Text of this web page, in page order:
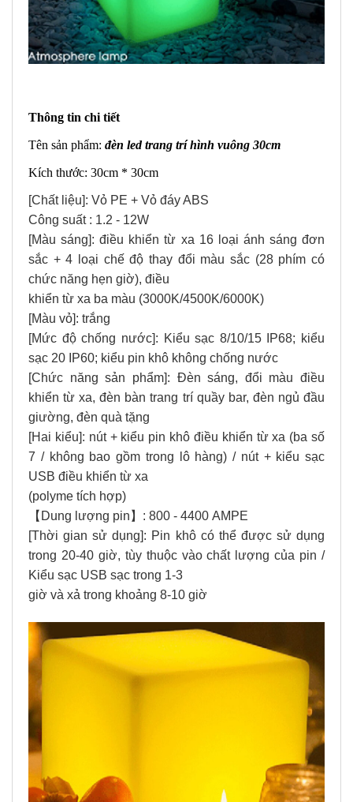
Thông tin chi tiết
Tên sản phẩm: đèn led trang trí hình vuông 30cm
Kích thước: 30cm * 30cm
[Chất liệu]: Vỏ PE + Vỏ đáy ABS
Công suất : 1.2 - 12W
[Màu sáng]: điều khiển từ xa 16 loại ánh sáng đơn
sắc + 4 loại chế độ thay đổi màu sắc (28 phím có
chức năng hẹn giờ), điều
khiển từ xa ba màu (3000K/4500K/6000K)
[Màu vỏ]: trắng
[Mức độ chống nước]: Kiểu sạc 8/10/15 IP68; kiểu
sạc 20 IP60; kiểu pin khô không chống nước
[Chức năng sản phẩm]: Đèn sáng, đổi màu điều
khiển từ xa, đèn bàn trang trí quầy bar, đèn ngủ đầu
giường, đèn quà tặng
[Hai kiểu]: nút + kiểu pin khô điều khiển từ xa (ba số
7 / không bao gồm trong lô hàng) / nút + kiểu sạc
USB điều khiển từ xa
(polyme tích hợp)
【Dung lượng pin】: 800 - 4400 AMPE
[Thời gian sử dụng]: Pin khô có thể được sử dụng
trong 20-40 giờ, tùy thuộc vào chất lượng của pin /
Kiểu sạc USB sạc trong 1-3
giờ và xả trong khoảng 8-10 giờ